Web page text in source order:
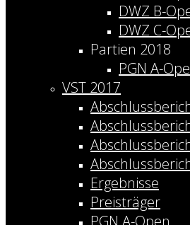
DWZ B-
DWZ C-
Partien 2018
PGN A-
VST 2017
Ergebnisse
Preisträger
PGN A-Open